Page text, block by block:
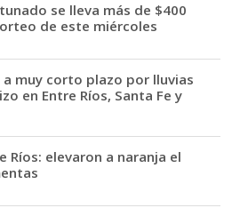
se lleva más de $400
de este miércoles
muy corto plazo por lluvias
en Entre Ríos, Santa Fe y
Ríos: elevaron a naranja el